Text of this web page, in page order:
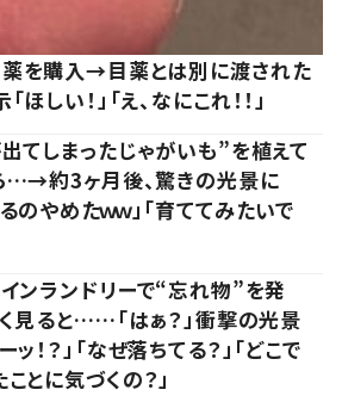
薬を購入→目薬とは別に渡された
しい！」「え、なにこれ！！」
てしまったじゃがいも”を植えて
…→約3ヶ月後、驚きの光景に
のやめたｗｗ」「育ててみたいで
ンランドリーで“忘れ物”を発
見ると……「はぁ？」衝撃の光景
ッ！？」「なぜ落ちてる？」「どこで
とに気づくの？」